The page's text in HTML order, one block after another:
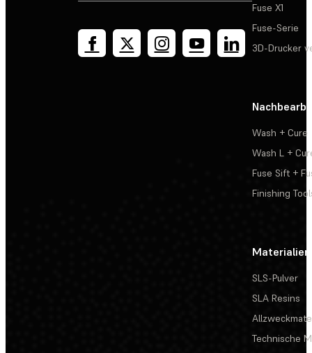
Fuse X1
Fuse-Serie
3D-Drucker
Wash + Cure
Wash L +
Fuse Sift +
Finishing
Materialien
SLS-Pulver
SLA Resins
Technische